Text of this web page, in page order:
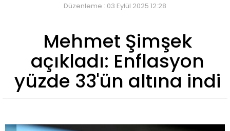
Düzenleme : 03 Eylül 2025 12:28
Mehmet Şimşek
açıkladı: Enflasyon
yüzde 33'ün altına indi